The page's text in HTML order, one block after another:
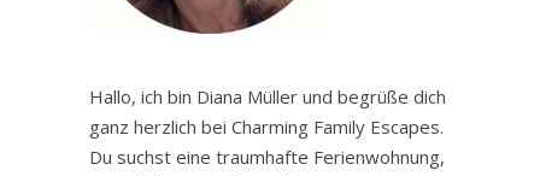
Hallo, ich bin Diana Müller und begrüße dich
ganz herzlich bei Charming Family Escapes.
Du suchst eine traumhafte Ferienwohnung,